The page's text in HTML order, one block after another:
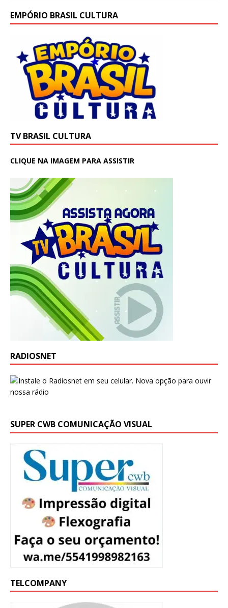
EMPÓRIO BRASIL CULTURA
TV BRASIL CULTURA
CLIQUE NA IMAGEM PARA ASSISTIR
RADIOSNET
SUPER CWB COMUNICAÇÃO VISUAL
TELCOMPANY